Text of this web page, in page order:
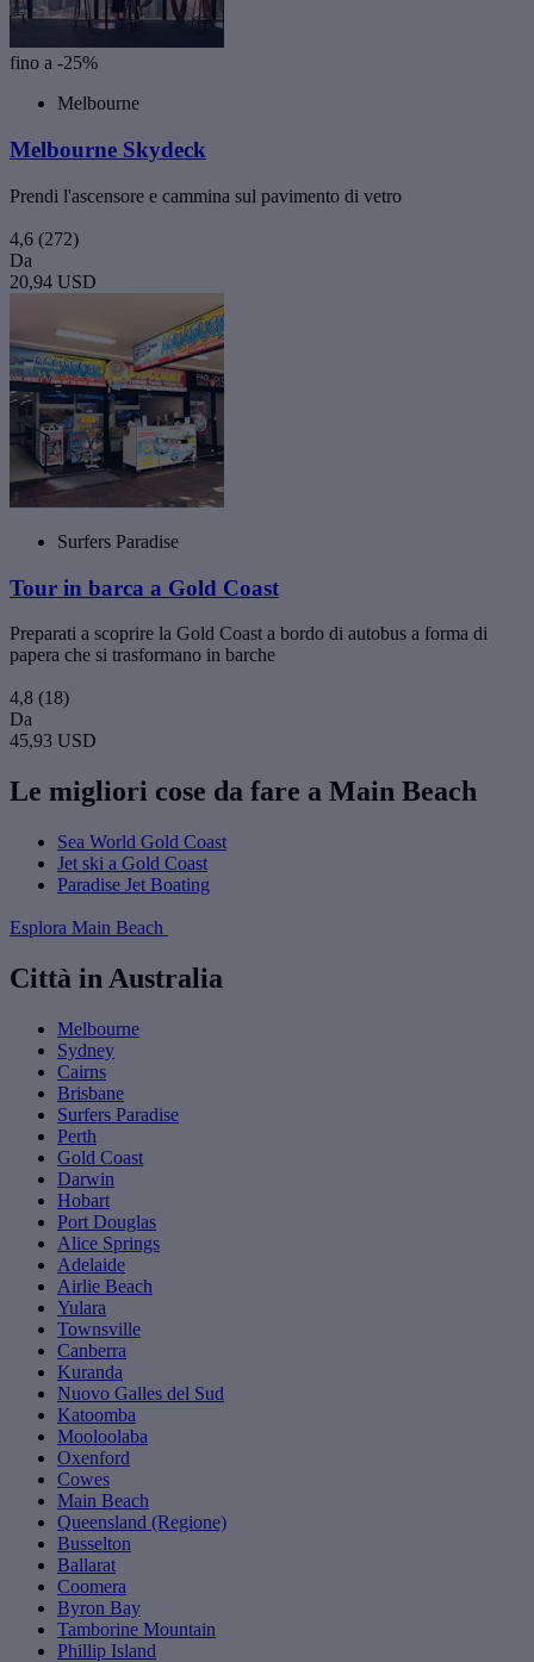
fino a -25%
Melbourne
Melbourne Skydeck
Prendi l'ascensore e cammina sul pavimento di vetro
4,6 (272)
Da
20,94 USD
Surfers Paradise
Tour in barca a Gold Coast
Preparati a scoprire la Gold Coast a bordo di autobus a forma di
papera che si trasformano in barche
4,8 (18)
Da
45,93 USD
Le migliori cose da fare a Main Beach
Sea World Gold Coast
Jet ski a Gold Coast
Paradise Jet Boating
Esplora Main Beach
Città in Australia
Melbourne
Sydney
Cairns
Brisbane
Surfers Paradise
Perth
Gold Coast
Darwin
Hobart
Port Douglas
Alice Springs
Adelaide
Airlie Beach
Yulara
Townsville
Canberra
Kuranda
Nuovo Galles del Sud
Katoomba
Mooloolaba
Oxenford
Cowes
Main Beach
Queensland (Regione)
Busselton
Ballarat
Coomera
Byron Bay
Tamborine Mountain
Phillip Island